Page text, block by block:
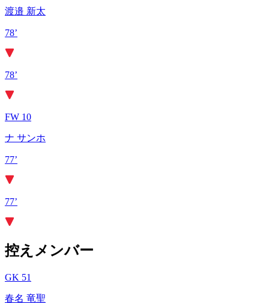
渡邉 新太
78’
78’
FW 10
ナ サンホ
77’
77’
控えメンバー
GK 51
春名 竜聖